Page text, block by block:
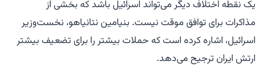
یک نقطه اختلاف دیگر می‌تواند اسرائیل باشد که بخشی از
مذاکرات برای توافق موقت نیست. بنیامین نتانیاهو، نخست‌وزیر
اسرائیل، اشاره کرده است که حملات بیشتر را برای تضعیف بیشتر
ارتش ایران ترجیح می‌دهد.